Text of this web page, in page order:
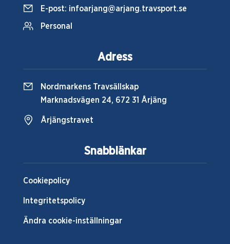
Snabblänkar
Cookiepolicy
Integritetspolicy
Ändra cookie-inställningar
E-post: infoarjang@arjang.travsport.se
Personal
Adress
Nordmarkens Travsällskap
Marknadsvägen 24, 672 31 Årjäng
Årjängstravet